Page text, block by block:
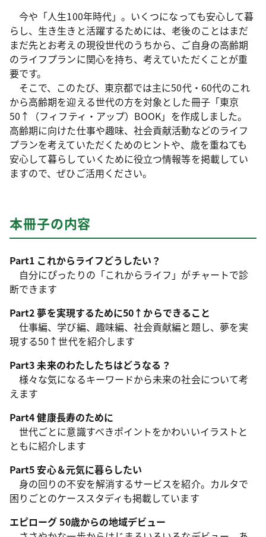
今や「人生100年時代」。いくつになっても安心して暮
らし、生き生きと活躍するためには、老後のことはまだ
まだ先とお考えの現役世代のうちから、ご自身の高齢期
のライフプランに関心を持ち、考えていただくことが重
要です。
そこで、このたび、東京都では主に50代・60代のこれ
から高齢期を迎える世代の方を対象とした冊子「東京
50↑（フィフティ・アップ）BOOK」を作成しました。
高齢期に向けた仕事や趣味、社会貢献活動などのライフ
プランを考えていただくためのヒントや、歳を重ねても
安心して暮らしていくために役立つ情報等を掲載してい
ますので、ぜひご活用ください。
本冊子の内容
Part1 これからライフどうしたい？
自分にぴったりの「これからライフ」がチャートで診
断できます
Part2 夢を実現するために50↑からできること
仕事編、学び編、趣味編、社会貢献編と題し、夢を実
現する50↑世代を紹介します
Part3 未来のわたしたちはどうなる？
様々な気になるキーワードから未来の社会について考
えます
Part4 健康長寿のために
世代ごとに意識すべきポイントをかわいいイラストと
ともに紹介します
Part5 安心＆元気に暮らしたい
身の回りの不安を解消するサービスを紹介。カルタで
困りごとのケーススタディも掲載しています
エピローグ 50歳からの地域デビュー